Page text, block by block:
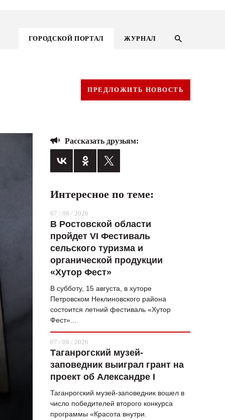
ГОРОДСКОЙ ПОРТАЛ ЖУРНАЛ
ГОРОДСКОЙ ПОРТАЛ
ВОПРОС НЕДЕЛИ
СТИЛЬ ЖИЗНИ
ХАЙП
ЧЕЛОВЕК ОСОБЕННЫЙ
КУЛЬТ ЕДЫ
АФИША
ЖУРНАЛ
ПРЕДЛОЖИТЬ НОВОСТЬ
Рассказать друзьям:
Интересное по теме:
07 / 08 / 2026
В Ростовской области
пройдет VI Фестиваль
сельского туризма и
органической продукции
«Хутор Фест»
В субботу, 15 августа, в хуторе
Петровском Неклиновского района
состоится летний фестиваль «Хутор
Фест»...
07 / 08 / 2026
Таганрогский музей-
заповедник выиграл грант на
проект об Александре I
Таганрогский музей-заповедник вошел в
число победителей второго конкурса
программы «Красота внутри.